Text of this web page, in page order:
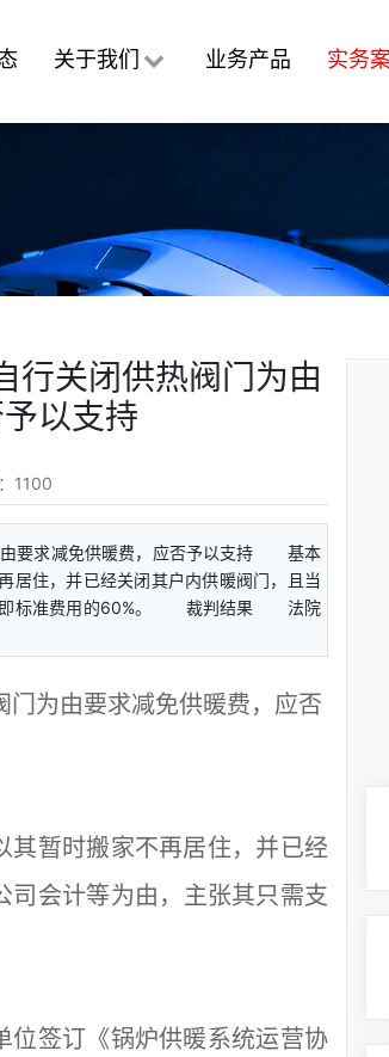
关于我们 业务产品 实务
行关闭供热阀门为由
以支持
1100
由要求减免供暖费，应否予以支持 基本
住，并已经关闭其户内供暖阀门，且当
用即标准费用的60%。 裁判结果 法院
为由要求减免供暖费，应否
暂时搬家不再居住，并已经
司会计等为由，主张其只需支
签订《锅炉供暖系统运营协